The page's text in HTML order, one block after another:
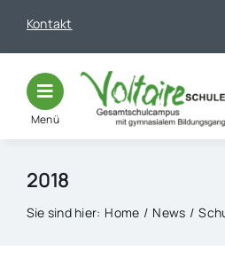
Kontakt
Menü
2018
Sie sind hier: Home News